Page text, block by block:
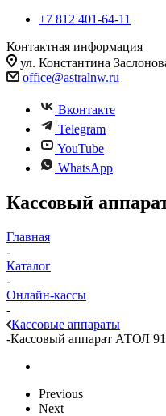
+7 812 401-64-11
Контактная информация
ул. Константина
office@astralnw.ru
Вконтакте
Telegram
YouTube
WhatsApp
Кассовый
Главная
-
Каталог
-
Онлайн-кассы
-
Кассовые аппараты
-Кассовый аппарат АТОЛ
Previous
Next